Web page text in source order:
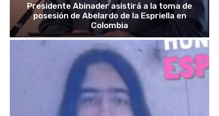
Presidente Abinader asistirá a la toma de
posesión de Abelardo de la Espriella en
Colombia